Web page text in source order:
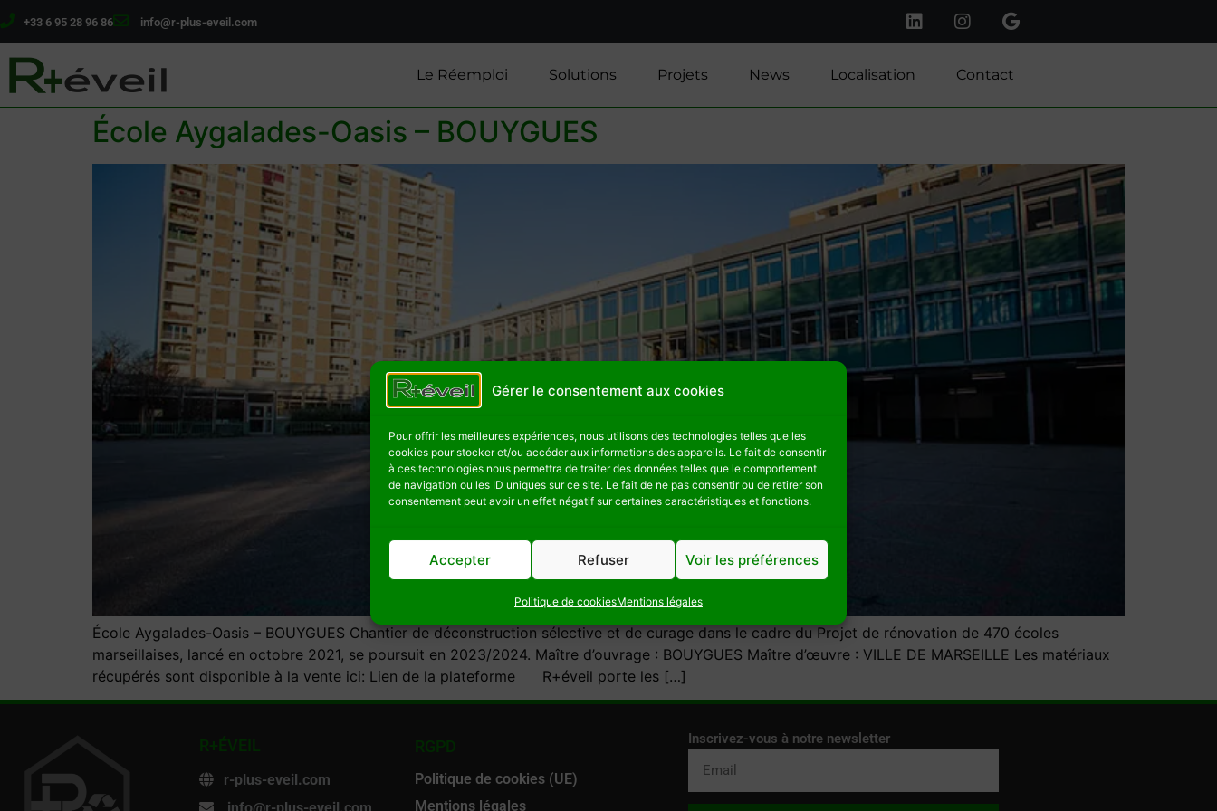
Gérer le consentement aux cookies
Pour offrir les meilleures expériences, nous utilisons des technologies telles que les
cookies pour stocker et/ou accéder aux informations des appareils. Le fait de consentir
à ces technologies nous permettra de traiter des données telles que le comportement
de navigation ou les ID uniques sur ce site. Le fait de ne pas consentir ou de retirer son
consentement peut avoir un effet négatif sur certaines caractéristiques et fonctions.
Accepter Refuser Voir les préférences
Politique de cookiesMentions légales
+33 6 95 28 96 86 info@r-plus-eveil.com
Le Réemploi Solutions Projets News Localisation Contact
École Aygalades-Oasis – BOUYGUES
École Aygalades-Oasis – BOUYGUES Chantier de déconstruction sélective et de curage dans le cadre du Projet de rénovation de 470 écoles
marseillaises, lancé en octobre 2021, se poursuit en 2023/2024. Maître d’ouvrage : BOUYGUES Maître d’œuvre : VILLE DE MARSEILLE Les matériaux
récupérés sont disponible à la vente ici: Lien de la plateforme R+éveil porte les […]
R+ÉVEIL
r-plus-eveil.com
RGPD
Politique de cookies (UE)
Mentions légales
Inscrivez-vous à notre newsletter